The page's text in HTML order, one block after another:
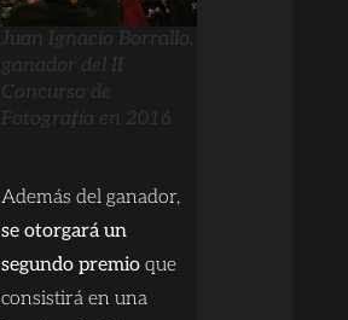
Juan Ignacio Borrallo,
ganador del II
Concurso de
Fotografía en 2016
Además del ganador,
se otorgará un
segundo premioque
consistirá en una